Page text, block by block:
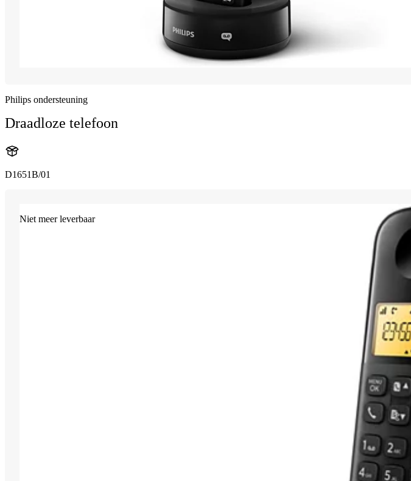
Philips ondersteuning
Draadloze telefoon
D1651B/01
Niet meer leverbaar